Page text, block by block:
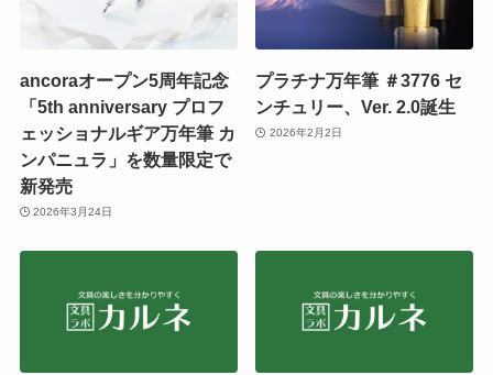
ancoraオープン5周年記念
「5th anniversary プロフ
ェッショナルギア万年筆 カ
ンパニュラ」を数量限定で
新発売
2026年3月24日
プラチナ万年筆 ＃3776 セ
ンチュリー、Ver. 2.0誕生
2026年2月2日